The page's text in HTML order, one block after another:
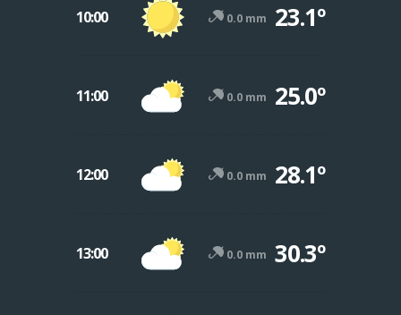
10:00 0.0 mm 23.1º
11:00 0.0 mm 25.0º
12:00 0.0 mm 28.1º
13:00 0.0 mm 30.3º